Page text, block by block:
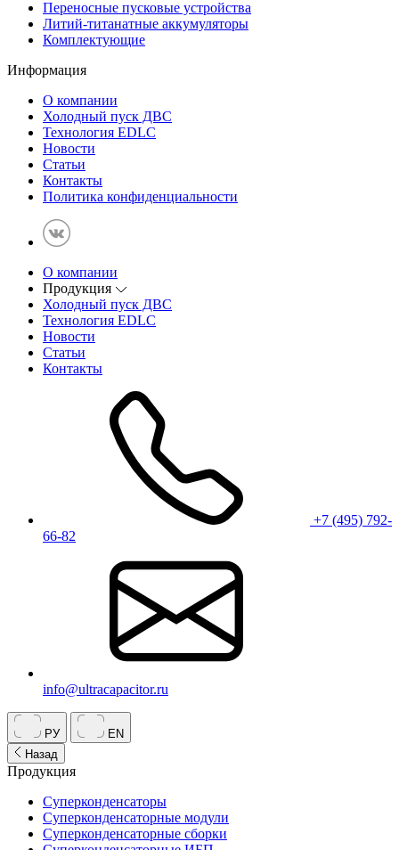
Переносные пусковые устройства
Литий-титанатные аккумуляторы
Комплектующие
Информация
О компании
Холодный пуск ДВС
Технология EDLC
Новости
Статьи
Контакты
Политика конфиденциальности
О компании
Продукция
Холодный пуск ДВС
Технология EDLC
Новости
Статьи
Контакты
+7 (495) 792-
66-82
info@ultracapacitor.ru
РУ
EN
Назад
Продукция
Суперконденсаторы
Суперконденсаторные модули
Суперконденсаторные сборки